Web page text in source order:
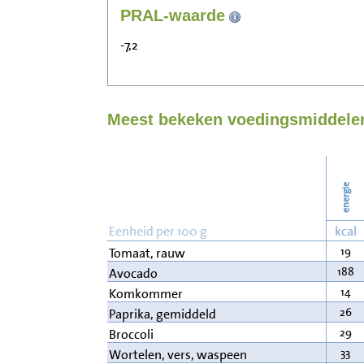
PRAL-waarde
-7,2
Meest bekeken
energie
Eenheid per 100 g kcal
Tomaat, rauw
19
Avocado 188
Komkommer 14
Paprika, gemiddeld 26
Broccoli 29
Wortelen, vers, waspeen 33